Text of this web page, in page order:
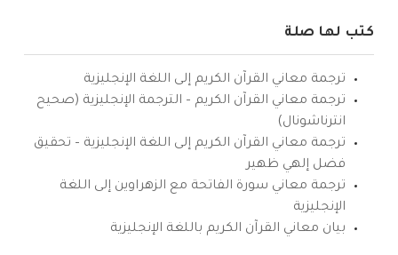
كتب لها صلة
ترجمة معاني القرآن الكريم إلى اللغة الإنجليزية
ترجمة معاني القرآن الكريم – الترجمة الإنجليزية (صحيح
انترناشونال)
ترجمة معاني القرآن الكريم إلى اللغة الإنجليزية – تحقيق
فضل إلهي ظهير
ترجمة معاني سورة الفاتحة مع الزهراوين إلى اللغة
الإنجليزية
بيان معاني القرآن الكريم باللغة الإنجليزية